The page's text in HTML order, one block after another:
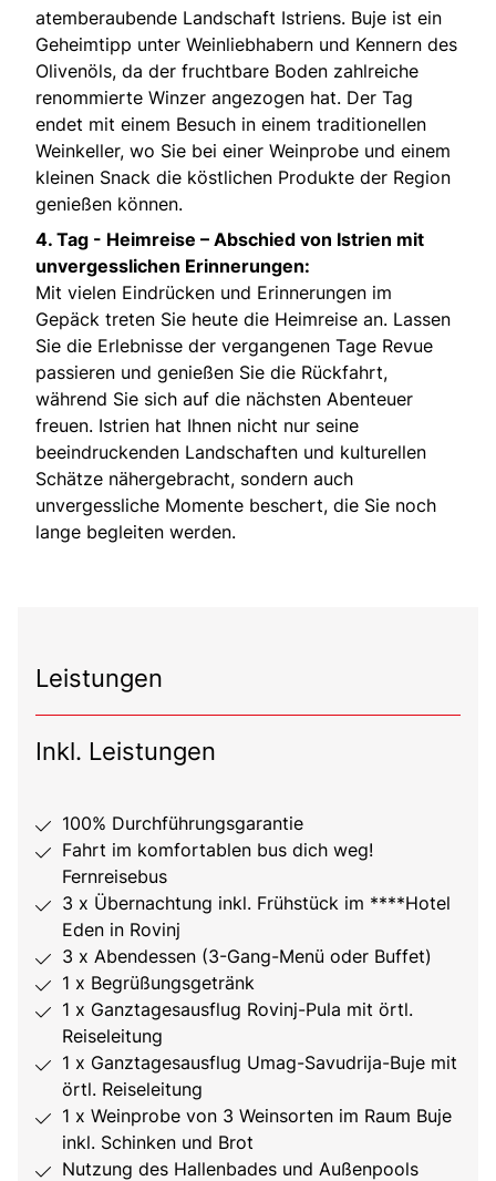
atemberaubende Landschaft Istriens. Buje ist ein
Geheimtipp unter Weinliebhabern und Kennern des
Olivenöls, da der fruchtbare Boden zahlreiche
renommierte Winzer angezogen hat. Der Tag
endet mit einem Besuch in einem traditionellen
Weinkeller, wo Sie bei einer Weinprobe und einem
kleinen Snack die köstlichen Produkte der Region
genießen können.
4. Tag - Heimreise – Abschied von Istrien mit
unvergesslichen Erinnerungen:
Mit vielen Eindrücken und Erinnerungen im
Gepäck treten Sie heute die Heimreise an. Lassen
Sie die Erlebnisse der vergangenen Tage Revue
passieren und genießen Sie die Rückfahrt,
während Sie sich auf die nächsten Abenteuer
freuen. Istrien hat Ihnen nicht nur seine
beeindruckenden Landschaften und kulturellen
Schätze nähergebracht, sondern auch
unvergessliche Momente beschert, die Sie noch
lange begleiten werden.
Leistungen
Inkl. Leistungen
100% Durchführungsgarantie
Fahrt im komfortablen bus dich weg!
Fernreisebus
3 x Übernachtung inkl. Frühstück im ****Hotel
Eden in Rovinj
3 x Abendessen (3-Gang-Menü oder Buffet)
1 x Begrüßungsgetränk
1 x Ganztagesausflug Rovinj-Pula mit örtl.
Reiseleitung
1 x Ganztagesausflug Umag-Savudrija-Buje mit
örtl. Reiseleitung
1 x Weinprobe von 3 Weinsorten im Raum Buje
inkl. Schinken und Brot
Nutzung des Hallenbades und Außenpools